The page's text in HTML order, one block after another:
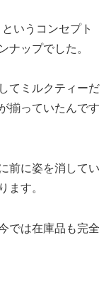
いうコンセプト
ナップでした。
てミルクティーだ
揃っていたんです
前に姿を消してい
ます。
では在庫品も完全